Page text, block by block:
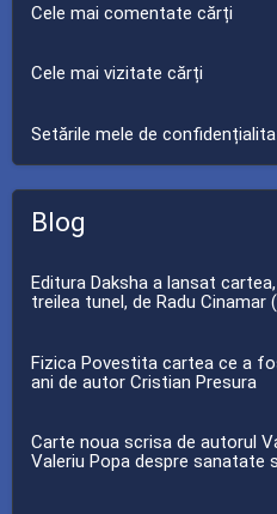
Cele mai comentate cărți
Cele mai vizitate cărți
Setările mele de
Blog
Editura Daksha a lansat
treilea tunel, de Radu Cinamar
Fizica Povestita cartea ce a
ani de autor Cristian Presura
Carte noua scrisa de autorul
Valeriu Popa despre sanatate